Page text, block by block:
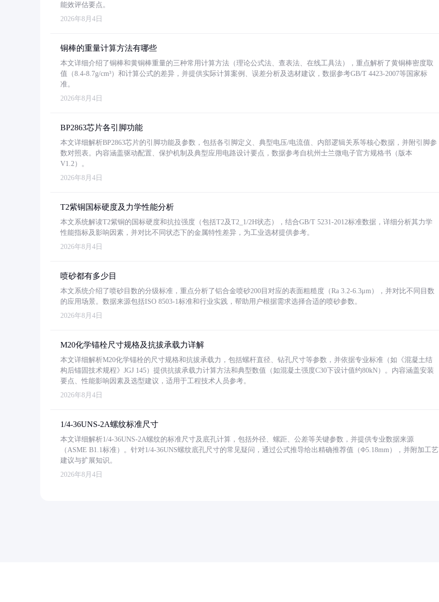
能效评估要点。
2026年8月4日
铜棒的重量计算方法有哪些
本文详细介绍了铜棒和黄铜棒重量的三种常用计算方法（理论公式法、查表法、在线工具法），重点解析了黄铜棒密度取
值（8.4-8.7g/cm³）和计算公式的差异，并提供实际计算案例、误差分析及选材建议，数据参考GB/T 4423-2007等国家标
准。
2026年8月4日
BP2863芯片各引脚功能
本文详细解析BP2863芯片的引脚功能及参数，包括各引脚定义、典型电压/电流值、内部逻辑关系等核心数据，并附引脚参
数对照表。内容涵盖驱动配置、保护机制及典型应用电路设计要点，数据参考自杭州士兰微电子官方规格书（版本
V1.2）。
2026年8月4日
T2紫铜国标硬度及力学性能分析
本文系统解读T2紫铜的国标硬度和抗拉强度（包括T2及T2_1/2H状态），结合GB/T 5231-2012标准数据，详细分析其力学
性能指标及影响因素，并对比不同状态下的金属特性差异，为工业选材提供参考。
2026年8月4日
喷砂都有多少目
本文系统介绍了喷砂目数的分级标准，重点分析了铝合金喷砂200目对应的表面粗糙度（Ra 3.2-6.3μm），并对比不同目数
的应用场景。数据来源包括ISO 8503-1标准和行业实践，帮助用户根据需求选择合适的喷砂参数。
2026年8月4日
M20化学锚栓尺寸规格及抗拔承载力详解
本文详细解析M20化学锚栓的尺寸规格和抗拔承载力，包括螺杆直径、钻孔尺寸等参数，并依据专业标准（如《混凝土结
构后锚固技术规程》JGJ 145）提供抗拔承载力计算方法和典型数值（如混凝土强度C30下设计值约80kN）。内容涵盖安装
要点、性能影响因素及选型建议，适用于工程技术人员参考。
2026年8月4日
1/4-36UNS-2A螺纹标准尺寸
本文详细解析1/4-36UNS-2A螺纹的标准尺寸及底孔计算，包括外径、螺距、公差等关键参数，并提供专业数据来源
（ASME B1.1标准）。针对1/4-36UNS螺纹底孔尺寸的常见疑问，通过公式推导给出精确推荐值（Φ5.18mm），并附加工艺
建议与扩展知识。
2026年8月4日